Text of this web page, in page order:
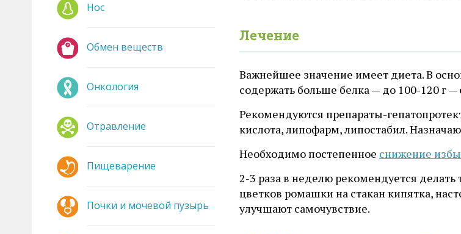
Лечение
Важнейшее значение имеет диета. В
содержать больше белка — до 100-120 г
Рекомендуются препараты-
кислота, липофарм, липостабил.
Необходимо постепенное снижение
2-3 раза в неделю рекомендуется
цветков ромашки на стакан кипятка,
улучшают самочувствие.
Нос
Обмен веществ
Онкология
Отравление
Пищеварение
Почки и мочевой пузырь